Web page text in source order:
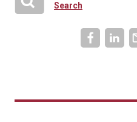
Search